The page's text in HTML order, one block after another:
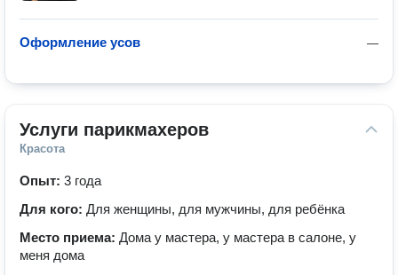
—
Оформление усов
Услуги парикмахеров
Красота
Опыт: 3 года
Для кого: Для женщины, для мужчины, для ребёнка
Место приема: Дома у мастера, у мастера в салоне, у
меня дома